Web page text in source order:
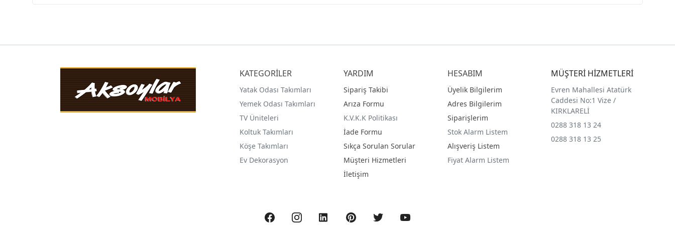
KATEGORİLER
Yatak Odası Takımları
Yemek Odası Takımları
TV Üniteleri
Koltuk Takımları
Köşe Takımları
Ev Dekorasyon
YARDIM
Sipariş Takibi
Arıza Formu
K.V.K.K Politikası
İade Formu
Sıkça Sorulan Sorular
Müşteri Hizmetleri
İletişim
HESABIM
Üyelik Bilgilerim
Adres Bilgilerim
Siparişlerim
Stok Alarm Listem
Alışveriş Listem
Fiyat Alarm Listem
MÜŞTERİ HİZMETLERİ
Evren Mahallesi Atatürk
Caddesi No:1 Vize /
KIRKLARELİ
0288 318 13 24
0288 318 13 25